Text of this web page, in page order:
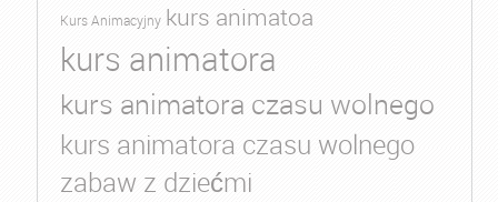
Kurs Animacyjny kurs animatoa
kurs animatora
kurs animatora czasu wolnego
kurs animatora czasu wolnego
zabaw z dziećmi